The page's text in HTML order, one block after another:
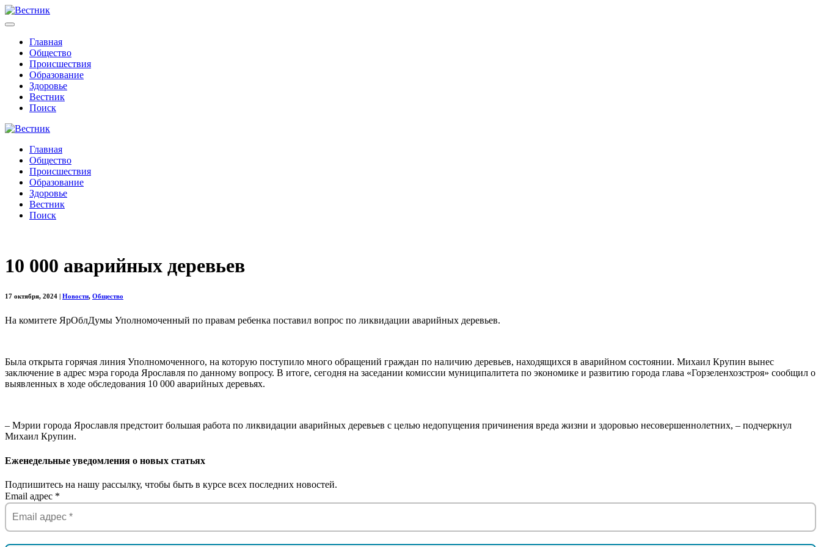
Главная
Общество
Происшествия
Образование
Здоровье
Вестник
Поиск
Главная
Общество
Происшествия
Образование
Здоровье
Вестник
Поиск
10 000 аварийных деревьев
17 октября, 2024 Новости, Общество
На комитете ЯрОблДумы Уполномоченный по правам ребенка поставил вопрос по ликвидации аварийных деревьев.
Была открыта горячая линия Уполномоченного, на которую поступило много обращений граждан по наличию деревьев, находящихся в аварийном состоянии. Михаил Крупин вынес
заключение в адрес мэра города Ярославля по данному вопросу. В итоге, сегодня на заседании комиссии муниципалитета по экономике и развитию города глава «Горзеленхозстроя» сообщил о
выявленных в ходе обследования 10 000 аварийных деревьях.
– Мэрии города Ярославля предстоит большая работа по ликвидации аварийных деревьев с целью недопущения причинения вреда жизни и здоровью несовершеннолетних, – подчеркнул
Михаил Крупин.
Еженедельные уведомления о новых статьях
Подпишитесь на нашу рассылку, чтобы быть в курсе всех последних новостей.
Email адрес *